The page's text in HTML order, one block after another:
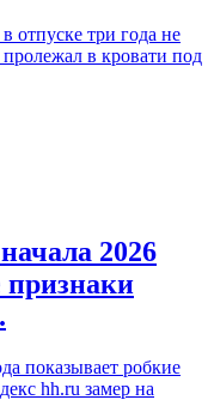
отпуске три года не
в кровати под
2026
признаки
показывает робкие
hh.ru замер на